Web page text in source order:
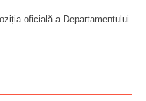
oficială a Departamentului